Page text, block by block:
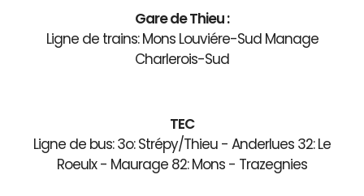
Gare de Thieu :
Ligne de trains: Mons Louviére-Sud Manage
Charlerois-Sud
TEC
Ligne de bus: 3o: Strépy/Thieu - Anderlues 32: Le
Roeulx - Maurage 82: Mons - Trazegnies